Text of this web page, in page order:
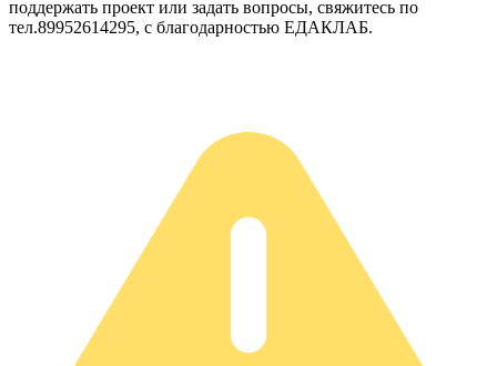
поддержать проект или задать вопросы, свяжитесь по
тел.89952614295, с благодарностью ЕДАКЛАБ.